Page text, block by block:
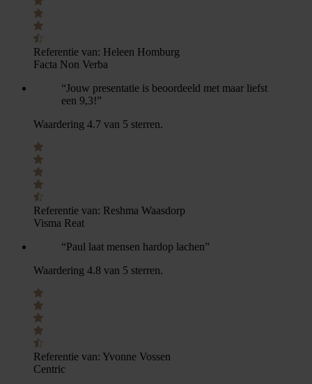
Referentie van: Heleen Homburg
Facta Non Verba
“Jouw presentatie is beoordeeld met maar liefst
een 9,3!”
Waardering 4.7 van 5 sterren.
Referentie van: Reshma Waasdorp
Visma Reat
“Paul laat mensen hardop lachen”
Waardering 4.8 van 5 sterren.
Referentie van: Yvonne Vossen
Centric